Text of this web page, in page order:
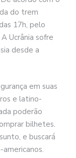
do trem
17h, pelo
Ucrânia sofre
desde a
em suas
e latino-
poderão
bilhetes.
e buscará